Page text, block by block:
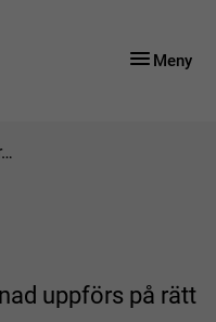
Meny
uppförs på rätt